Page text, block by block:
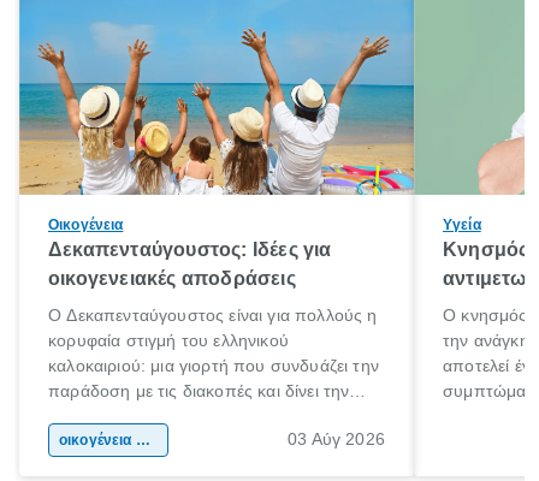
Οικογένεια
Δεκαπενταύγουστος: Ιδέες για
οικογενειακές αποδράσεις
Ο Δεκαπενταύγουστος είναι για πολλούς η
κορυφαία στιγμή του ελληνικού
καλοκαιριού: μια γιορτή που συνδυάζει την
παράδοση με τις διακοπές και δίνει την
χώρας. Είτε πρόκειται για λίγες μέρες
οικογένεια & παιδί 03 Αύγ 2026
Υγεία
Κνησμός:
Ο κνησμός
την ανάγκη
αποτελεί